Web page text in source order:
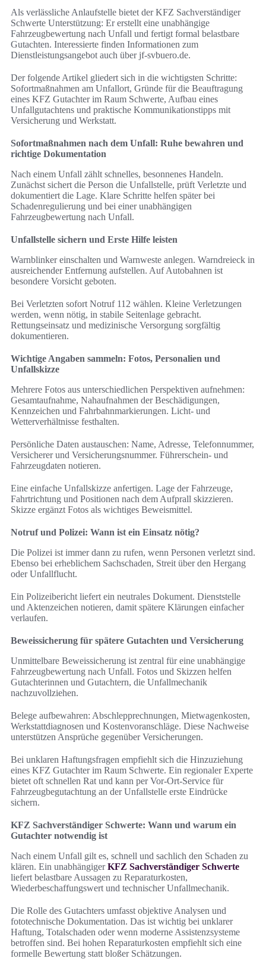
Als verlässliche Anlaufstelle bietet der KFZ Sachverständiger
Schwerte Unterstützung: Er erstellt eine unabhängige
Fahrzeugbewertung nach Unfall und fertigt formal belastbare
Gutachten. Interessierte finden Informationen zum
Dienstleistungsangebot auch über jf-svbuero.de.
Der folgende Artikel gliedert sich in die wichtigsten Schritte:
Sofortmaßnahmen am Unfallort, Gründe für die Beauftragung
eines KFZ Gutachter im Raum Schwerte, Aufbau eines
Unfallgutachtens und praktische Kommunikationstipps mit
Versicherung und Werkstatt.
Sofortmaßnahmen nach dem Unfall: Ruhe bewahren und
richtige Dokumentation
Nach einem Unfall zählt schnelles, besonnenes Handeln.
Zunächst sichert die Person die Unfallstelle, prüft Verletzte und
dokumentiert die Lage. Klare Schritte helfen später bei
Schadenregulierung und bei einer unabhängigen
Fahrzeugbewertung nach Unfall.
Unfallstelle sichern und Erste Hilfe leisten
Warnblinker einschalten und Warnweste anlegen. Warndreieck in
ausreichender Entfernung aufstellen. Auf Autobahnen ist
besondere Vorsicht geboten.
Bei Verletzten sofort Notruf 112 wählen. Kleine Verletzungen
werden, wenn nötig, in stabile Seitenlage gebracht.
Rettungseinsatz und medizinische Versorgung sorgfältig
dokumentieren.
Wichtige Angaben sammeln: Fotos, Personalien und
Unfallskizze
Mehrere Fotos aus unterschiedlichen Perspektiven aufnehmen:
Gesamtaufnahme, Nahaufnahmen der Beschädigungen,
Kennzeichen und Fahrbahnmarkierungen. Licht- und
Wetterverhältnisse festhalten.
Persönliche Daten austauschen: Name, Adresse, Telefonnummer,
Versicherer und Versicherungsnummer. Führerschein- und
Fahrzeugdaten notieren.
Eine einfache Unfallskizze anfertigen. Lage der Fahrzeuge,
Fahrtrichtung und Positionen nach dem Aufprall skizzieren.
Skizze ergänzt Fotos als wichtiges Beweismittel.
Notruf und Polizei: Wann ist ein Einsatz nötig?
Die Polizei ist immer dann zu rufen, wenn Personen verletzt sind.
Ebenso bei erheblichem Sachschaden, Streit über den Hergang
oder Unfallflucht.
Ein Polizeibericht liefert ein neutrales Dokument. Dienststelle
und Aktenzeichen notieren, damit spätere Klärungen einfacher
verlaufen.
Beweissicherung für spätere Gutachten und Versicherung
Unmittelbare Beweissicherung ist zentral für eine unabhängige
Fahrzeugbewertung nach Unfall. Fotos und Skizzen helfen
Gutachterinnen und Gutachtern, die Unfallmechanik
nachzuvollziehen.
Belege aufbewahren: Abschlepprechnungen, Mietwagenkosten,
Werkstattdiagnosen und Kostenvoranschläge. Diese Nachweise
unterstützen Ansprüche gegenüber Versicherungen.
Bei unklaren Haftungsfragen empfiehlt sich die Hinzuziehung
eines KFZ Gutachter im Raum Schwerte. Ein regionaler Experte
bietet oft schnellen Rat und kann per Vor-Ort-Service für
Fahrzeugbegutachtung an der Unfallstelle erste Eindrücke
sichern.
KFZ Sachverständiger Schwerte: Wann und warum ein
Gutachter notwendig ist
Nach einem Unfall gilt es, schnell und sachlich den Schaden zu
klären. Ein unabhängigerKFZ Sachverständiger Schwerte
liefert belastbare Aussagen zu Reparaturkosten,
Wiederbeschaffungswert und technischer Unfallmechanik.
Die Rolle des Gutachters umfasst objektive Analysen und
fototechnische Dokumentation. Das ist wichtig bei unklarer
Haftung, Totalschaden oder wenn moderne Assistenzsysteme
betroffen sind. Bei hohen Reparaturkosten empfiehlt sich eine
formelle Bewertung statt bloßer Schätzungen.